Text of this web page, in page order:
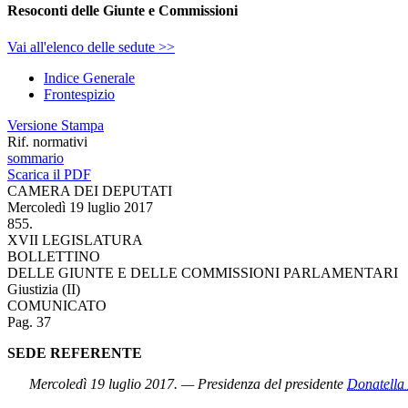
Resoconti delle Giunte e Commissioni
Vai all'elenco delle sedute >>
Indice Generale
Frontespizio
Versione Stampa
Rif. normativi
sommario
Scarica il PDF
CAMERA DEI DEPUTATI
Mercoledì 19 luglio 2017
855.
XVII LEGISLATURA
BOLLETTINO
DELLE GIUNTE E DELLE COMMISSIONI PARLAMENTARI
Giustizia (II)
COMUNICATO
Pag. 37
SEDE REFERENTE
Mercoledì 19 luglio 2017. — Presidenza del presidente